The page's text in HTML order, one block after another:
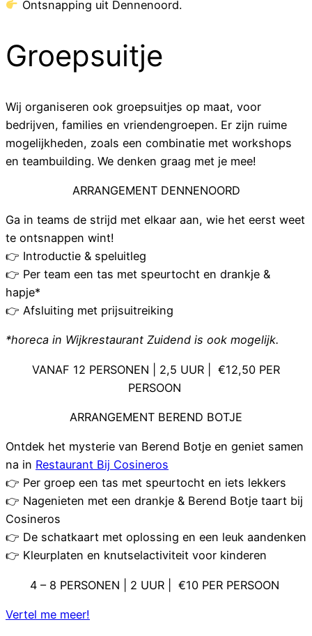
Ontsnapping uit Dennenoord.
Groepsuitje
Wij organiseren ook groepsuitjes op maat, voor
bedrijven, families en vriendengroepen. Er zijn ruime
mogelijkheden, zoals een combinatie met workshops
en teambuilding. We denken graag met je mee!
ARRANGEMENT DENNENOORD
Ga in teams de strijd met elkaar aan, wie het eerst weet
te ontsnappen wint!
👉 Introductie & speluitleg
👉 Per team een tas met speurtocht en drankje &
hapje*
👉 Afsluiting met prijsuitreiking
*horeca in Wijkrestaurant Zuidend is ook mogelijk.
VANAF 12 PERSONEN | 2,5 UUR | €12,50 PER
PERSOON
ARRANGEMENT BEREND BOTJE
Ontdek het mysterie van Berend Botje en geniet samen
na in Restaurant Bij Cosineros
👉 Per groep een tas met speurtocht en iets lekkers
👉 Nagenieten met een drankje & Berend Botje taart bij
Cosineros
👉 De schatkaart met oplossing en een leuk aandenken
👉 Kleurplaten en knutselactiviteit voor kinderen
4 – 8 PERSONEN | 2 UUR | €10 PER PERSOON
Vertel me meer!